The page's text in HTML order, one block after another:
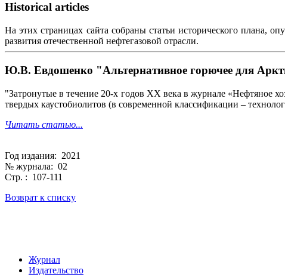
Historical articles
На этих страницах сайта собраны статьи исторического плана,
развития отечественной нефтегазовой отрасли.
Ю.В. Евдошенко "Альтернативное горючее для
"Затронутые в течение 20-х годов XX века в журнале «Нефтяное
твердых каустобиолитов (в современной классификации –
Читать статью...
Год издания: 2021
№ журнала: 02
Стр. : 107-111
Возврат к списку
Журнал
Издательство